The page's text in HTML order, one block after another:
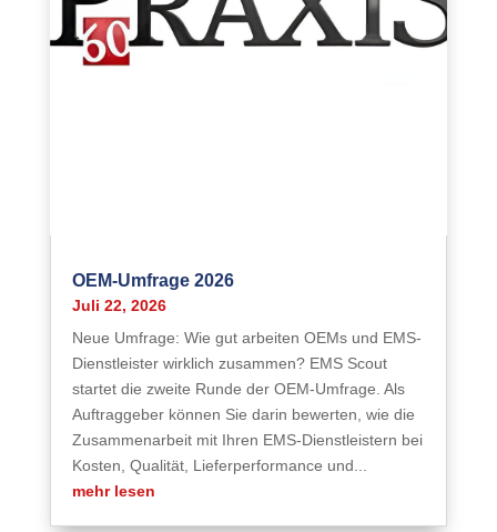
OEM-Umfrage 2026
Juli 22, 2026
Neue Umfrage: Wie gut arbeiten OEMs und EMS-
Dienstleister wirklich zusammen? EMS Scout
startet die zweite Runde der OEM-Umfrage. Als
Auftraggeber können Sie darin bewerten, wie die
Zusammenarbeit mit Ihren EMS-Dienstleistern bei
Kosten, Qualität, Lieferperformance und...
mehr lesen